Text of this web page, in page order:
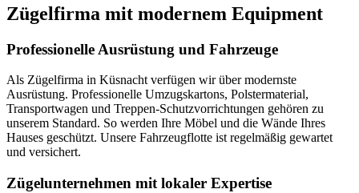
Zügelfirma mit modernem Equipment
Professionelle Ausrüstung und Fahrzeuge
Als Zügelfirma in Küsnacht verfügen wir über modernste
Ausrüstung. Professionelle Umzugskartons, Polstermaterial,
Transportwagen und Treppen-Schutzvorrichtungen gehören zu
unserem Standard. So werden Ihre Möbel und die Wände Ihres
Hauses geschützt. Unsere Fahrzeugflotte ist regelmäßig gewartet
und versichert.
Zügelunternehmen mit lokaler Expertise